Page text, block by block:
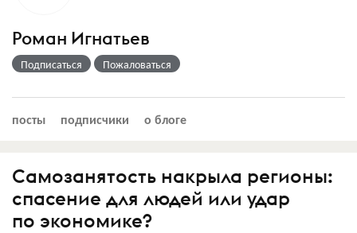
Роман Игнатьев
Подписаться Пожаловаться
посты подписчики о блоге
Самозанятость накрыла регионы:
спасение для людей или удар
по экономике?